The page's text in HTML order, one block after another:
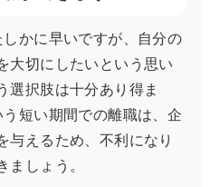
かに早いですが、自分の
大切にしたいという思い
選択肢は十分あり得ま
短い期間での離職は、企
与えるため、不利になり
ましょう。